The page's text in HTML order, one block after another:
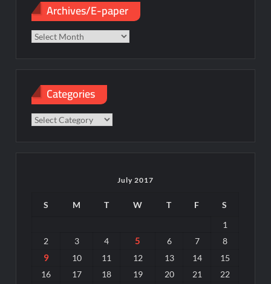
Archives/E-paper
Categories
Categories
July 2017
S M T W T F
S
1
2
3 4 5 6 7 8
9 10 11 12 13 14
15
16
17 18 19 20 21
22